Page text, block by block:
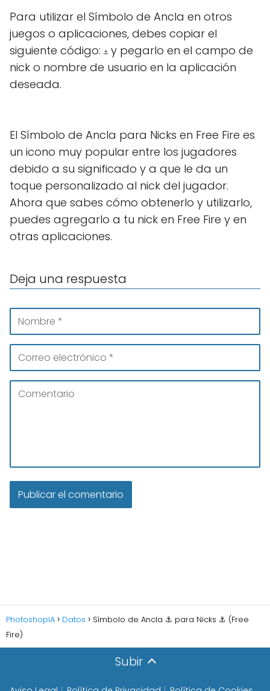
Para utilizar el Símbolo de Ancla en otros
juegos o aplicaciones, debes copiar el
siguiente código: ⚓︎ y pegarlo en el campo de
nick o nombre de usuario en la aplicación
deseada.
El Símbolo de Ancla para Nicks en Free Fire es
un icono muy popular entre los jugadores
debido a su significado y a que le da un
toque personalizado al nick del jugador.
Ahora que sabes cómo obtenerlo y utilizarlo,
puedes agregarlo a tu nick en Free Fire y en
otras aplicaciones.
Deja una respuesta
PhotoshopIA Datos
Símbolo de Ancla ⚓︎ para Nicks ⚓ (Free
Fire)
Subir